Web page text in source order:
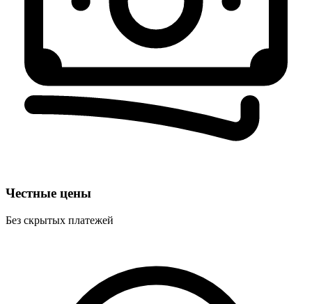
Честные цены
Без скрытых платежей